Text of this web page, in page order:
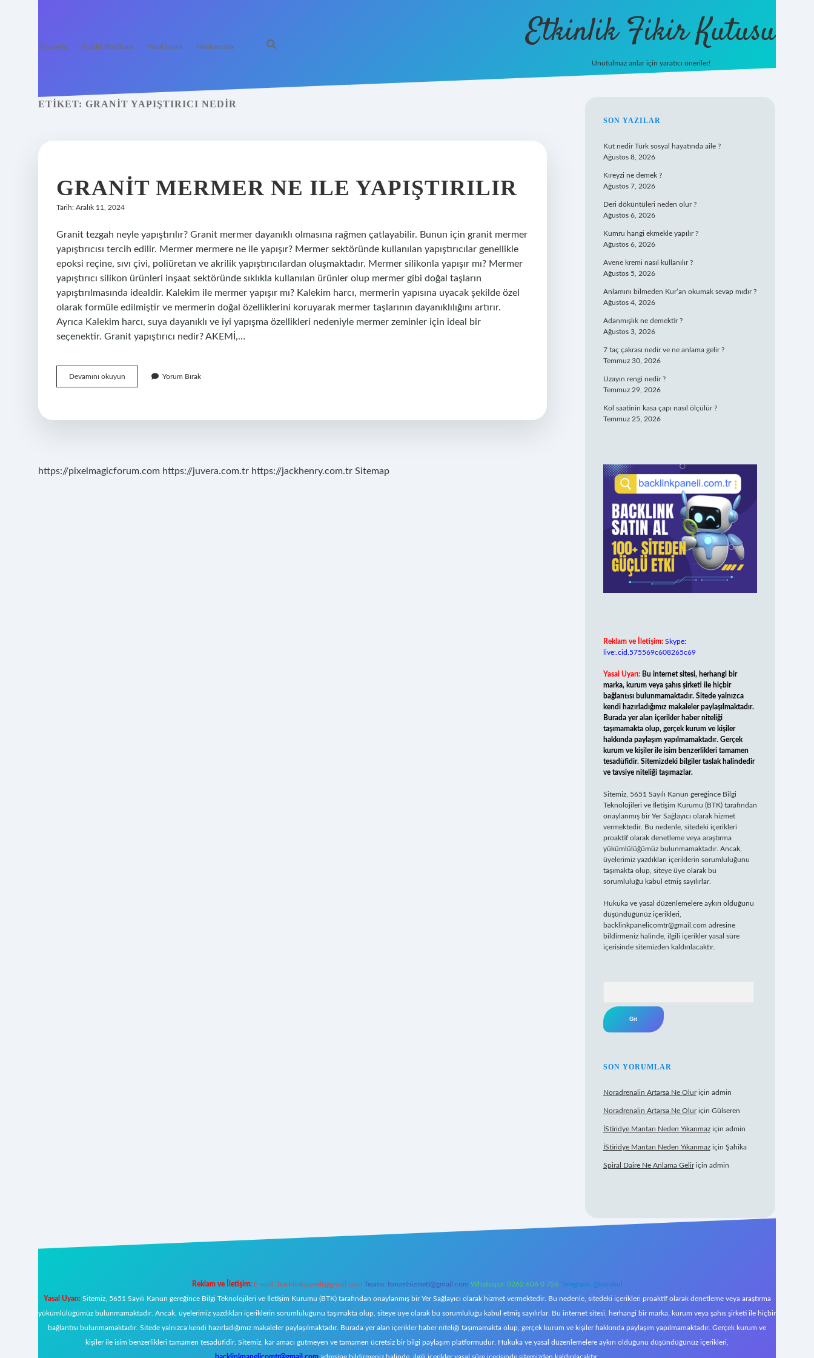
Anasayfa Gizlilik Politikası Yasal Uyarı Hakkımızda Etkinlik Fikir Kutusu
Unutulmaz anlar için yaratıcı öneriler!
ETIKET: GRANIT YAPIŞTIRICI NEDIR
GRANIT MERMER NE ILE YAPIŞTIRILIR
Tarih: Aralık 11, 2024
Granit tezgah neyle yapıştırılır? Granit mermer dayanıklı olmasına rağmen çatlayabilir. Bunun için granit mermer
yapıştırıcısı tercih edilir. Mermer mermere ne ile yapışır? Mermer sektöründe kullanılan yapıştırıcılar genellikle
epoksi reçine, sıvı çivi, poliüretan ve akrilik yapıştırıcılardan oluşmaktadır. Mermer silikonla yapışır mı? Mermer
yapıştırıcı silikon ürünleri inşaat sektöründe sıklıkla kullanılan ürünler olup mermer gibi doğal taşların
yapıştırılmasında idealdir. Kalekim ile mermer yapışır mı? Kalekim harcı, mermerin yapısına uyacak şekilde özel
olarak formüle edilmiştir ve mermerin doğal özelliklerini koruyarak mermer taşlarının dayanıklılığını artırır.
Ayrıca Kalekim harcı, suya dayanıklı ve iyi yapışma özellikleri nedeniyle mermer zeminler için ideal bir
seçenektir. Granit yapıştırıcı nedir? AKEMİ,…
Devamını okuyun
Mermer
Yapıştırılır
Yorum Bırak
https://pixelmagicforum.com https://juvera.com.tr https://jackhenry.com.tr Sitemap
SIDEBAR
SON YAZILAR
Kut nedir Türk sosyal hayatında aile ?
Ağustos 8, 2026
Kıreyzi ne demek ?
Ağustos 7, 2026
Deri döküntüleri neden olur ?
Ağustos 6, 2026
Kumru hangi ekmekle yapılır ?
Ağustos 6, 2026
Avene kremi nasıl kullanılır ?
Ağustos 5, 2026
Anlamını bilmeden Kur’an okumak sevap mıdır ?
Ağustos 4, 2026
Adanmışlık ne demektir ?
Ağustos 3, 2026
7 taç çakrası nedir ve ne anlama gelir ?
Temmuz 30, 2026
Uzayın rengi nedir ?
Temmuz 29, 2026
Kol saatinin kasa çapı nasıl ölçülür ?
Temmuz 25, 2026
Reklam ve İletişim: Skype:
live:.cid.575569c608265c69
Yasal Uyarı: Bu internet sitesi, herhangi bir
marka, kurum veya şahıs şirketi ile hiçbir
bağlantısı bulunmamaktadır. Sitede yalnızca
kendi hazırladığımız makaleler paylaşılmaktadır.
Burada yer alan içerikler haber niteliği
taşımamakta olup, gerçek kurum ve kişiler
hakkında paylaşım yapılmamaktadır. Gerçek
kurum ve kişiler ile isim benzerlikleri tamamen
tesadüfidir. Sitemizdeki bilgiler taslak halindedir
ve tavsiye niteliği taşımazlar.
Sitemiz, 5651 Sayılı Kanun gereğince Bilgi
Teknolojileri ve İletişim Kurumu (BTK) tarafından
onaylanmış bir Yer Sağlayıcı olarak hizmet
vermektedir. Bu nedenle, sitedeki içerikleri
proaktif olarak denetleme veya araştırma
yükümlülüğümüz bulunmamaktadır. Ancak,
üyelerimiz yazdıkları içeriklerin sorumluluğunu
taşımakta olup, siteye üye olarak bu
sorumluluğu kabul etmiş sayılırlar.
Hukuka ve yasal düzenlemelere aykırı olduğunu
düşündüğünüz içerikleri,
backlinkpanelicomtr@gmail.com adresine
bildirmeniz halinde, ilgili içerikler yasal süre
içerisinde sitemizden kaldırılacaktır.
SON YORUMLAR
Noradrenalin Artarsa Ne Oluriçin admin
Noradrenalin Artarsa Ne Oluriçin Gülseren
İStiridye Mantarı Neden Yıkanmaziçin admin
İStiridye Mantarı Neden Yıkanmaziçin Şahika
Spiral Daire Ne Anlama Geliriçin admin
Reklam ve İletişim: E-mail: backlinkpaneli@gmail.com Teams: forumhizmeti@gmail.com Whatsapp: 0262 606 0 726 Telegram: @karabul
Yasal Uyarı:Sitemiz, 5651 Sayılı Kanun gereğince Bilgi Teknolojileri ve İletişim Kurumu (BTK) tarafından onaylanmış bir Yer Sağlayıcı olarak hizmet vermektedir. Bu nedenle, sitedeki içerikleri proaktif olarak denetleme veya araştırma
yükümlülüğümüz bulunmamaktadır. Ancak, üyelerimiz yazdıkları içeriklerin sorumluluğunu taşımakta olup, siteye üye olarak bu sorumluluğu kabul etmiş sayılırlar. Bu internet sitesi, herhangi bir marka, kurum veya şahıs şirketi ile hiçbir
bağlantısı bulunmamaktadır. Sitede yalnızca kendi hazırladığımız makaleler paylaşılmaktadır. Burada yer alan içerikler haber niteliği taşımamakta olup, gerçek kurum ve kişiler hakkında paylaşım yapılmamaktadır. Gerçek kurum ve
kişiler ile isim benzerlikleri tamamen tesadüfidir. Sitemiz, kar amacı gütmeyen ve tamamen ücretsiz bir bilgi paylaşım platformudur. Hukuka ve yasal düzenlemelere aykırı olduğunu düşündüğünüz içerikleri,